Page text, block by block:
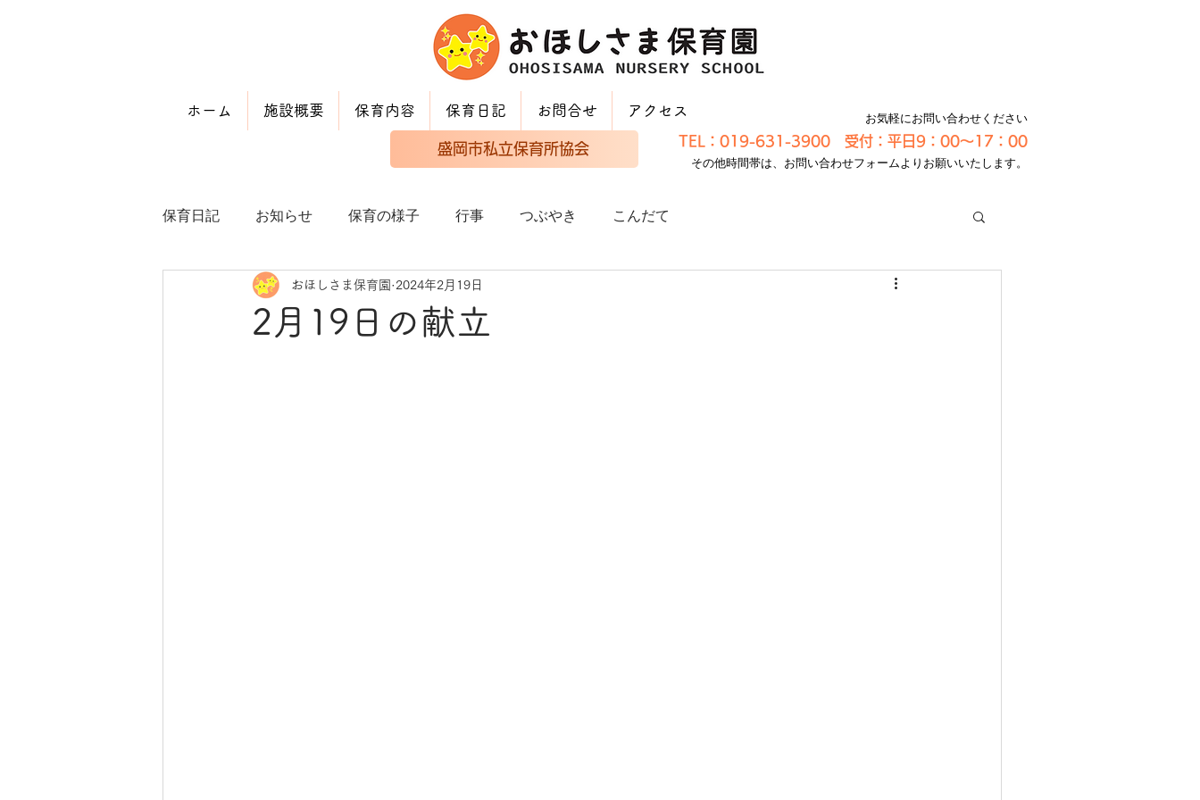
ホーム 施設概要 保育内容 保育日記 お問合せ アクセス
お気軽にお問い合わせください
TEL：019-631-3900 受付：平日9：00～17：00
その他時間帯は、お問い合わせフォームよりお願いいたします。
盛岡市私立保育所協会
保育日記 お知らせ 保育の様子 行事 つぶやき こんだて
2月19日の献立
おほしさま保育園 2024年2月19日